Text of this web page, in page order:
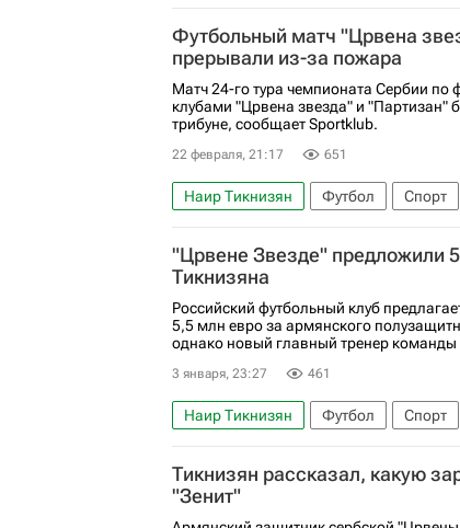
Артём Дзюба
Футбольный матч "Црвена
прерывали из-за пожара
Матч 24-го тура чемпионата Сербии по
клубами "Црвена звезда" и "Партизан"
трибуне, сообщает Sportklub.
22 февраля, 21:17 651
Наир Тикнизян Футбол Спорт
Партизан
Локомотив (Москва)
"Црвене Звезде" предложили
Тикнизяна
Российский футбольный клуб
5,5 млн евро за армянского
однако новый главный тренер
3 января, 23:27 461
Наир Тикнизян Футбол Спорт
Црвена Звезда
РПЛ 2026-2027
Тикнизян рассказал, какую
"Зенит"